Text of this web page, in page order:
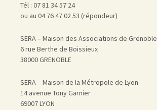
Tél : 07 81 34 57 24
ou au 04 76 47 02 53 (répondeur)
SERA – Maison des Associations de Grenoble
6 rue Berthe de Boissieux
38000 GRENOBLE
SERA – Maison de la Métropole de Lyon
14 avenue Tony Garnier
69007 LYON